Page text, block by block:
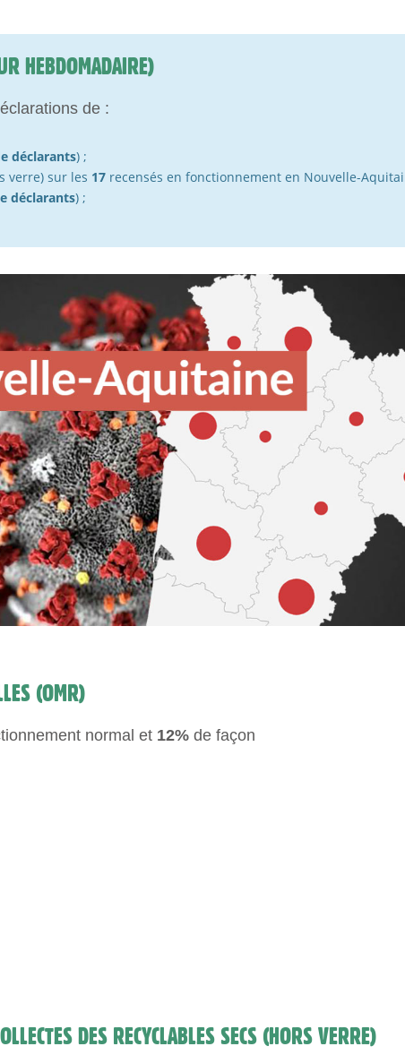
HEBDOMADAIRE)
de :
déclarants) ;
verre) sur les 17 recensés en fonctionnement en Nouvelle-
déclarants) ;
(OMR)
normal et 12% de façon
DES RECYCLABLES SECS (HORS VERRE)